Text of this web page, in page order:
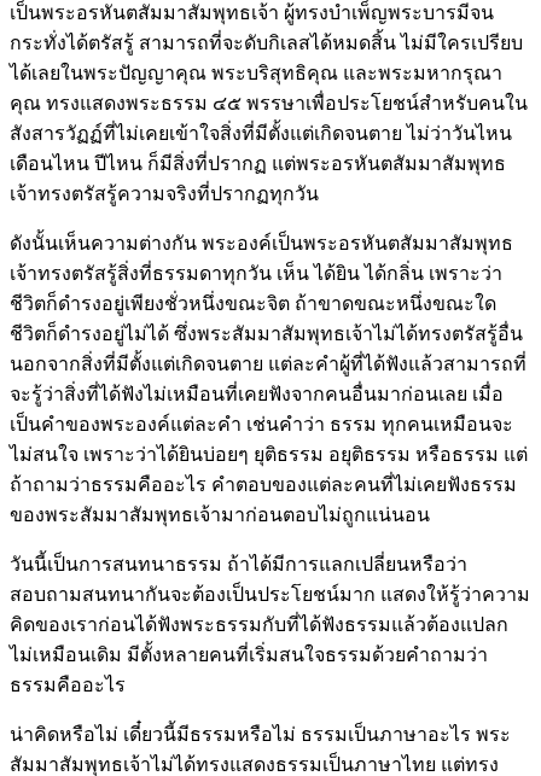
เป็นพระอรหันตสัมมาสัมพุทธเจ้า ผู้ทรงบำเพ็ญพระบารมีจน
กระทั่งได้ตรัสรู้ สามารถที่จะดับกิเลสได้หมดสิ้น ไม่มีใครเปรียบ
ได้เลยในพระปัญญาคุณ พระบริสุทธิคุณ และพระมหากรุณา
คุณ ทรงแสดงพระธรรม ๔๕ พรรษาเพื่อประโยชน์สำหรับคนใน
สังสารวัฏฏ์ที่ไม่เคยเข้าใจสิ่งที่มีตั้งแต่เกิดจนตาย ไม่ว่าวันไหน
เดือนไหน ปีไหน ก็มีสิ่งที่ปรากฏ แต่พระอรหันตสัมมาสัมพุทธ
เจ้าทรงตรัสรู้ความจริงที่ปรากฏทุกวัน
ดังนั้นเห็นความต่างกัน พระองค์เป็นพระอรหันตสัมมาสัมพุทธ
เจ้าทรงตรัสรู้สิ่งที่ธรรมดาทุกวัน เห็น ได้ยิน ได้กลิ่น เพราะว่า
ชีวิตก็ดำรงอยู่เพียงชั่วหนึ่งขณะจิต ถ้าขาดขณะหนึ่งขณะใด
ชีวิตก็ดำรงอยู่ไม่ได้ ซึ่งพระสัมมาสัมพุทธเจ้าไม่ได้ทรงตรัสรู้อื่น
นอกจากสิ่งที่มีตั้งแต่เกิดจนตาย แต่ละคำผู้ที่ได้ฟังแล้วสามารถที่
จะรู้ว่าสิ่งที่ได้ฟังไม่เหมือนที่เคยฟังจากคนอื่นมาก่อนเลย เมื่อ
เป็นคำของพระองค์แต่ละคำ เช่นคำว่า ธรรม ทุกคนเหมือนจะ
ไม่สนใจ เพราะว่าได้ยินบ่อยๆ ยุติธรรม อยุติธรรม หรือธรรม แต่
ถ้าถามว่าธรรมคืออะไร คำตอบของแต่ละคนที่ไม่เคยฟังธรรม
ของพระสัมมาสัมพุทธเจ้ามาก่อนตอบไม่ถูกแน่นอน
วันนี้เป็นการสนทนาธรรม ถ้าได้มีการแลกเปลี่ยนหรือว่า
สอบถามสนทนากันจะต้องเป็นประโยชน์มาก แสดงให้รู้ว่าความ
คิดของเราก่อนได้ฟังพระธรรมกับที่ได้ฟังธรรมแล้วต้องแปลก
ไม่เหมือนเดิม มีตั้งหลายคนที่เริ่มสนใจธรรมด้วยคำถามว่า
ธรรมคืออะไร
น่าคิดหรือไม่ เดี๋ยวนี้มีธรรมหรือไม่ ธรรมเป็นภาษาอะไร พระ
สัมมาสัมพุทธเจ้าไม่ได้ทรงแสดงธรรมเป็นภาษาไทย แต่ทรง